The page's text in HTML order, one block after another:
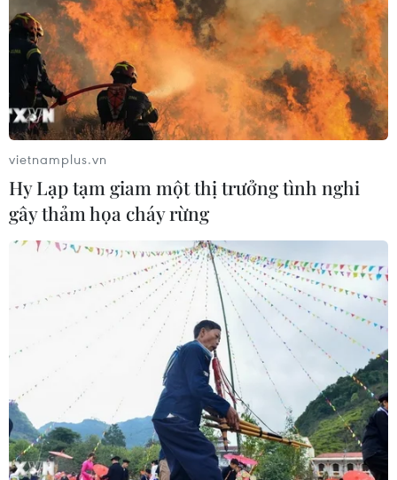
07/08/2026 15:57
Khởi tố, truy nã 3 đối tượng hoạt
động nhằm lật đổ chính quyền nhân
dân
07/08/2026 13:51
Bảo mẫu tại cơ sở mầm non thừa
nhận hành vi bạo hành hai trẻ
07/08/2026 12:27
Phát hiện đối tượng tàng trữ trái
phép vũ khí quân dụng
Tây Ninh cảnh báo giả mạo cơ quan
đăng ký kinh doanh để lừa đảo
vietnamplus.vn
Hy Lạp tạm giam một thị trưởng tình nghi
gây thảm họa cháy rừng